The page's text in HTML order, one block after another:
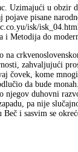
Uzimajući u obzir
pisane
isk/
i Metodija do
zahvaljujući
čovek, kome
da bude
njegov duhovni
pa nije
i sasvim se